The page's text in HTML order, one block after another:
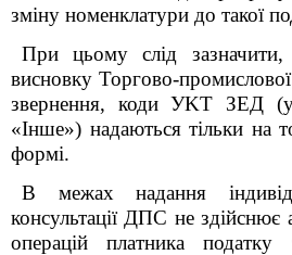
зміну номенклатури до такої
При цьому слід
висновку Торгово-
звернення, коди УKT ЗЕД
«Інше») надаються тільки на
формі.
В межах надання
консультації ДПС не здійснює
операцій платника